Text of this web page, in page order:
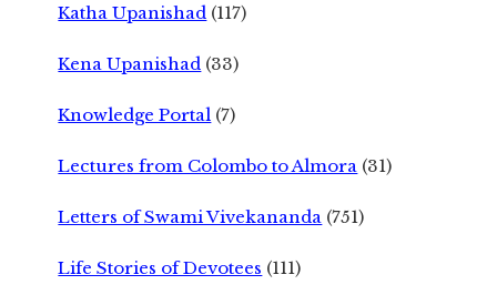
Katha Upanishad (117)
Kena Upanishad (33)
Knowledge Portal (7)
Lectures from Colombo to Almora (31)
Letters of Swami Vivekananda (751)
Life Stories of Devotees (111)